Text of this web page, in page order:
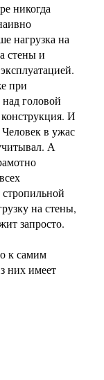
никогда
нагрузка на
стены и
при
головой
И
Человек в ужас
А
на стены,
запросто.
к самим
них имеет